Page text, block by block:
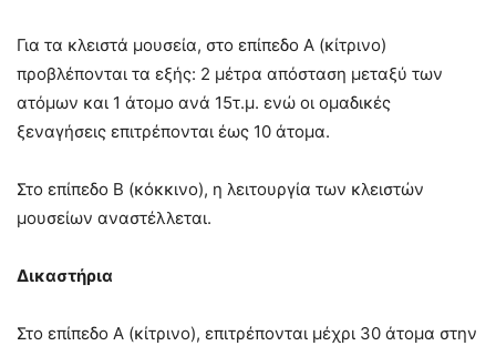
Για τα κλειστά μουσεία, στο επίπεδο Α (κίτρινο)
προβλέπονται τα εξής: 2 μέτρα απόσταση μεταξύ των
ατόμων και 1 άτομο ανά 15τ.μ. ενώ οι ομαδικές
ξεναγήσεις επιτρέπονται έως 10 άτομα.
Στο επίπεδο Β (κόκκινο), η λειτουργία των κλειστών
μουσείων αναστέλλεται.
Δικαστήρια
Στο επίπεδο Α (κίτρινο), επιτρέπονται μέχρι 30 άτομα στην